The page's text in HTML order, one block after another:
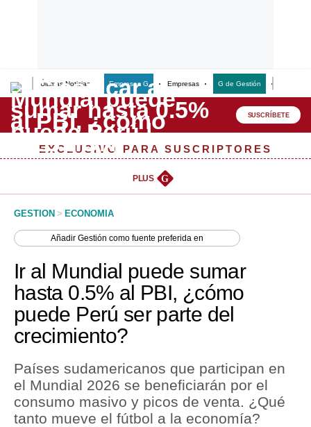
Últimas Noticias Empresas G Empresas G de Gestión
Lo último
Peru Quiosco
Management & Empleo
Perú
Política
Tu Dinero
Finanzas Personales
Inmobiliarias
Plus G
SUSCRÍBETE
EXCLUSIVO PARA SUSCRIPTORES
PLUS G
GESTION > ECONOMIA
AñadirGestión como fuente preferida en
Ir al Mundial puede sumar
hasta 0.5% al PBI, ¿cómo
puede Perú ser parte del
crecimiento?
Países sudamericanos que participan en
el Mundial 2026 se beneficiarán por el
consumo masivo y picos de venta. ¿Qué
tanto mueve el fútbol a la economía?